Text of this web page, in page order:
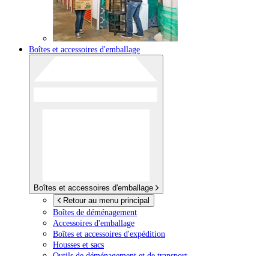
Boîtes et accessoires d'emballage
Boîtes et accessoires d'emballage
Retour au menu principal
Boîtes de déménagement
Accessoires d'emballage
Boîtes et accessoires d'expédition
Housses et sacs